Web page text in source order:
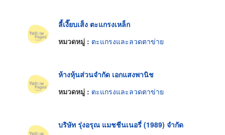
ลี้เงี๊ยบเส็ง ตะแกรงเหล็ก
หมวดหมู่ : ตะแกรงและลวดตาข่าย
ห้างหุ้นส่วนจำกัด เอกแสงพานิช
หมวดหมู่ : ตะแกรงและลวดตาข่าย
บริษัท รุ่งอรุณ แมชชีนเนอรี่ (1989) จำกัด